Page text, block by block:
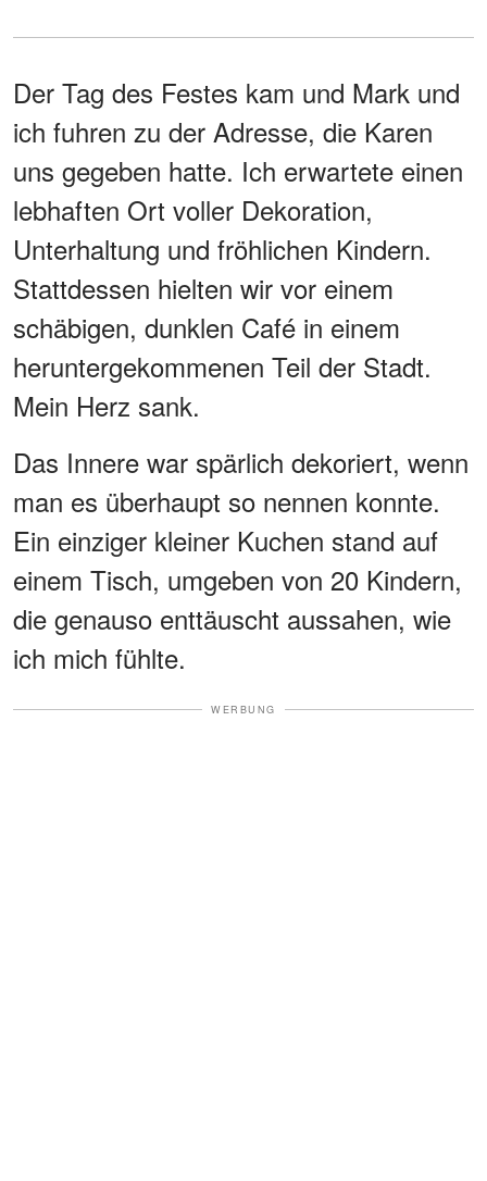
Der Tag des Festes kam und Mark und
ich fuhren zu der Adresse, die Karen
uns gegeben hatte. Ich erwartete einen
lebhaften Ort voller Dekoration,
Unterhaltung und fröhlichen Kindern.
Stattdessen hielten wir vor einem
schäbigen, dunklen Café in einem
heruntergekommenen Teil der Stadt.
Mein Herz sank.
Das Innere war spärlich dekoriert, wenn
man es überhaupt so nennen konnte.
Ein einziger kleiner Kuchen stand auf
einem Tisch, umgeben von 20 Kindern,
die genauso enttäuscht aussahen, wie
ich mich fühlte.
WERBUNG